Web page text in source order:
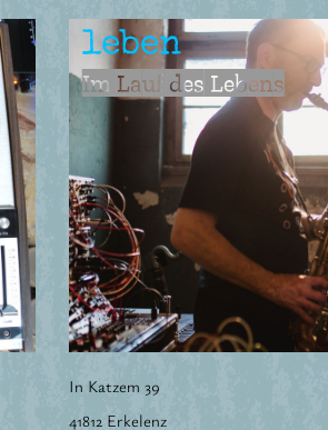
leben
Im Lauf des Lebens
In Katzem 39
41812 Erkelenz